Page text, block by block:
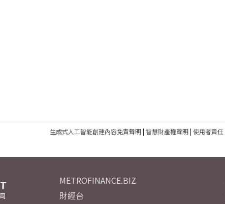
生成式人工智能創建內容免責聲明| 智慧財產權聲明| 使用者責任
METROFINANCE.BIZ
財經台